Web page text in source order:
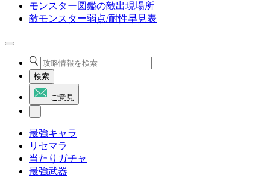
モンスター図鑑の敵出現場所
敵モンスター弱点/耐性早見表
検索
ご意見
最強キャラ
リセマラ
当たりガチャ
最強武器